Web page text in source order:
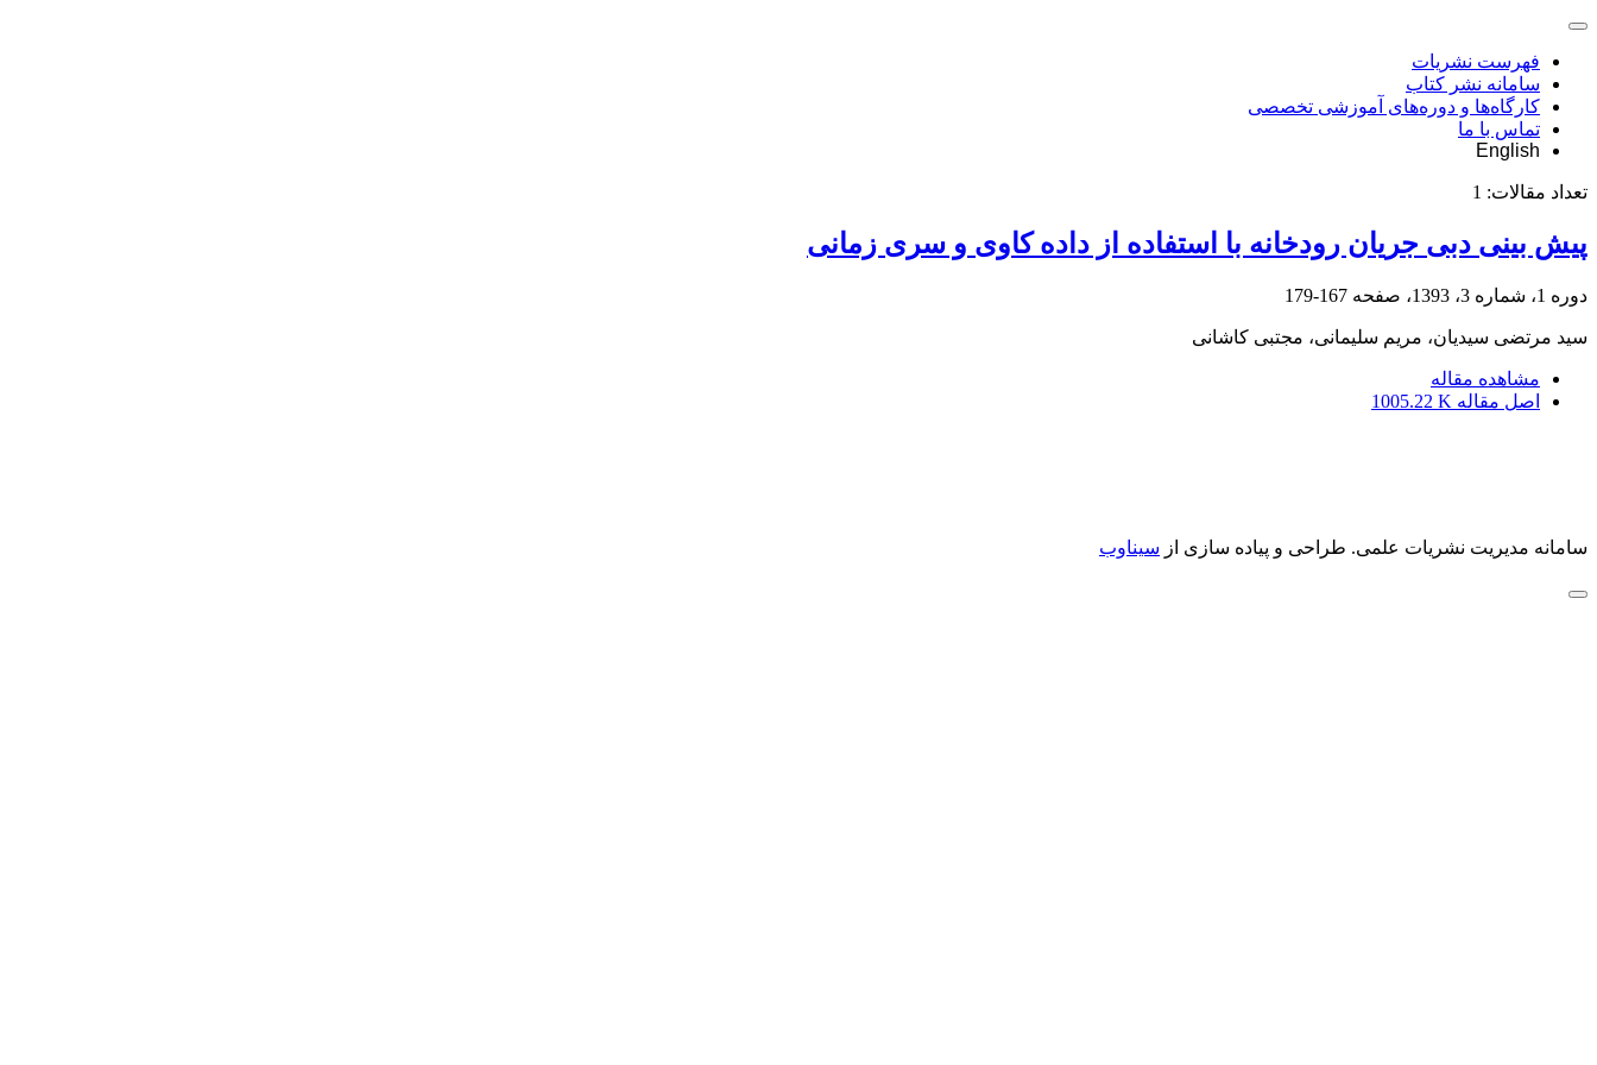
فهرست نشریات
سامانه نشر کتاب
کارگاه‌ها و دوره‌های آموزشی تخصصی
تماس با ما
English
تعداد مقالات: 1
پیش بینی دبی جریان رودخانه با استفاده از داده کاوی و سری زمانی
دوره 1، شماره 3، 1393، صفحه 167-179
سید مرتضی سیدیان، مریم سلیمانی، مجتبی کاشانی
مشاهده مقاله
اصل مقاله 1005.22 K
سامانه مدیریت نشریات علمی. طراحی و پیاده سازی از سیناوب